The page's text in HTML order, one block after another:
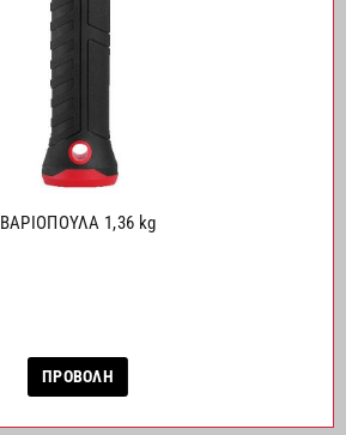
ΒΑΡΙΟΠΟΥΛΑ 1,36 kg
ΠΡΟΒΟΛΗ